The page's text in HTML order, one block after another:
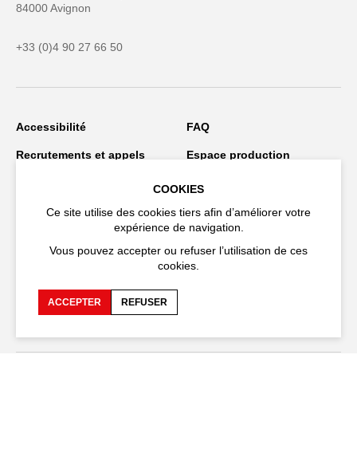
84000 Avignon
+33 (0)4 90 27 66 50
Accessibilité FAQ
Recrutements et appels
Espace production
Publications et
Protection des données
Spectacles en tournée
COOKIES
Ce site utilise des cookies tiers afin d’améliorer votre
expérience de navigation.
Vous pouvez accepter ou refuser l’utilisation de ces
cookies.
ACCEPTER REFUSER